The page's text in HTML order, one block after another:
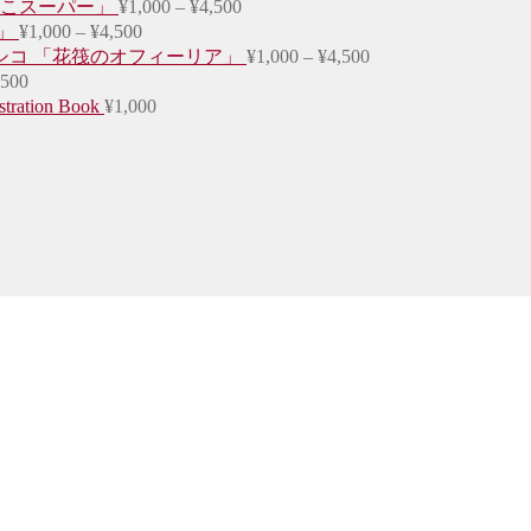
スーパー」 ¥1,000 – ¥4,500価
帯:
¥1,000 – ¥4,500価
格
¥1,000
コ 「花筏のオフィーリア」 ¥1,000 – ¥4,500価
価
格
Book ¥1,000